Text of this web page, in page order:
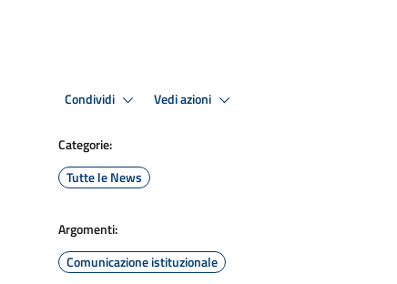
Condividi Vedi azioni
Categorie:
Tutte le News
Argomenti:
Comunicazione istituzionale